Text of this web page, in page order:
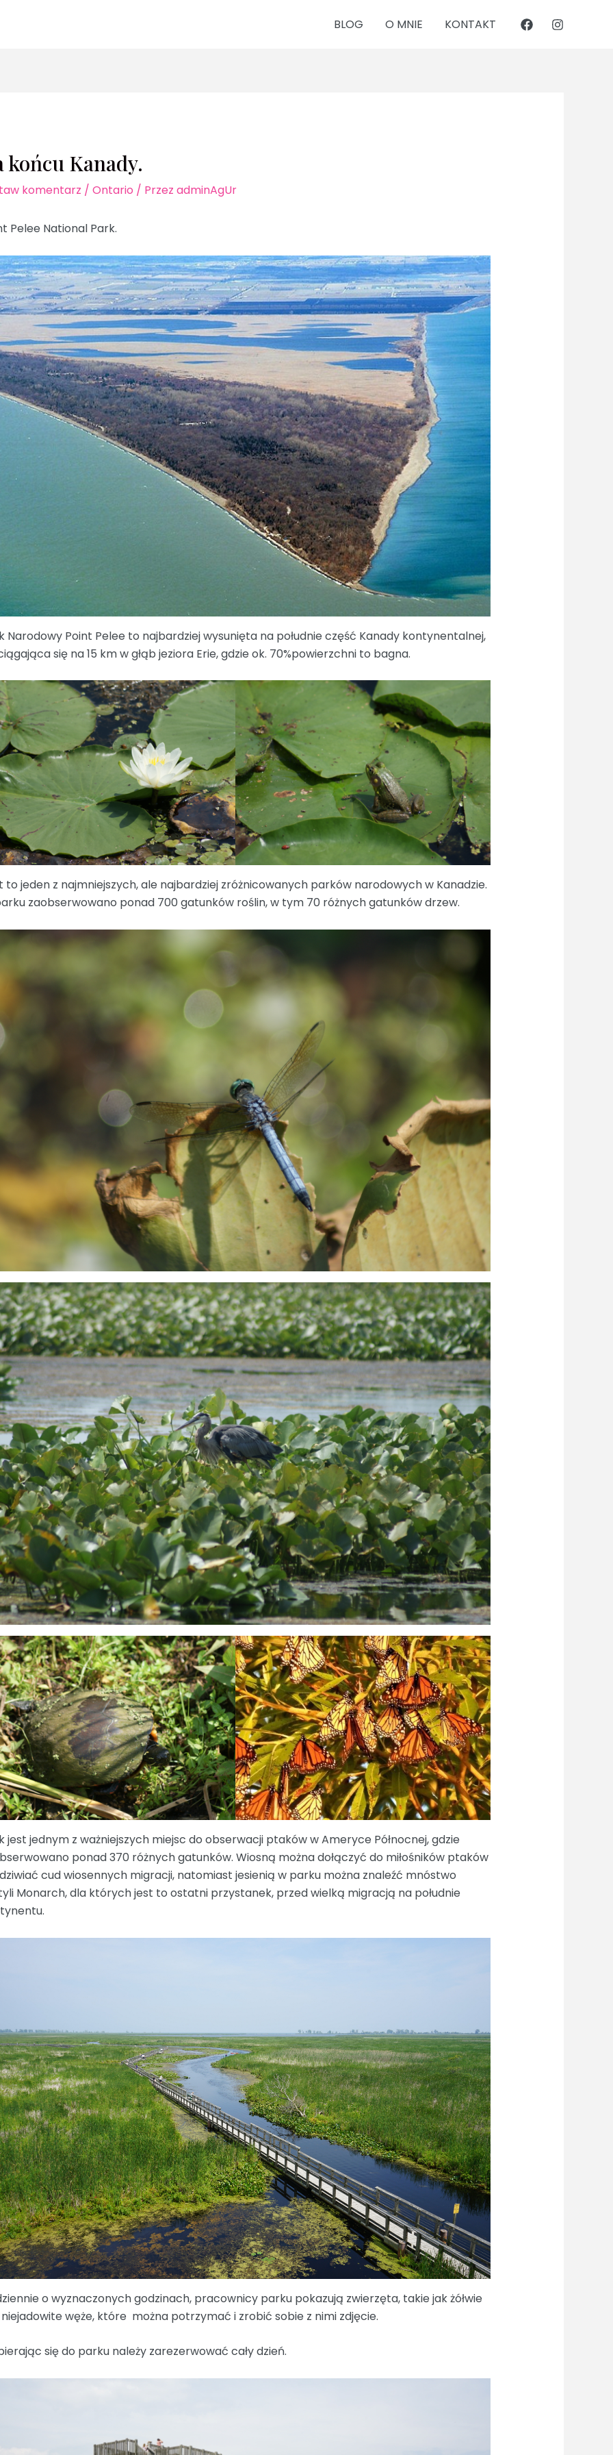
BLOG O MNIE KONTAKT
końcu Kanady.
komentarz / Ontario / Przez adminAgUr
Pelee National Park.
Narodowy Point Pelee to najbardziej wysunięta na południe część Kanady kontynentalnej,
się na 15 km w głąb jeziora Erie, gdzie ok. 70%powierzchni to bagna.
to jeden z najmniejszych, ale najbardziej zróżnicowanych parków narodowych w Kanadzie.
zaobserwowano ponad 700 gatunków roślin, w tym 70 różnych gatunków drzew.
jest jednym z ważniejszych miejsc do obserwacji ptaków w Ameryce Północnej, gdzie
ponad 370 różnych gatunków. Wiosną można dołączyć do miłośników ptaków
cud wiosennych migracji, natomiast jesienią w parku można znaleźć mnóstwo
Monarch, dla których jest to ostatni przystanek, przed wielką migracją na południe
o wyznaczonych godzinach, pracownicy parku pokazują zwierzęta, takie jak żółwie
węże, które można potrzymać i zrobić sobie z nimi zdjęcie.
się do parku należy zarezerwować cały dzień.